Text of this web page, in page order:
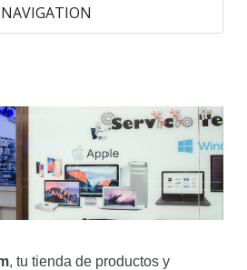
NAVIGATION
, tu tienda de productos y